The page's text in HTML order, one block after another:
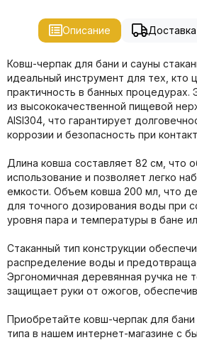
Описание Доставка
Ковш-черпак для бани и сауны
идеальный инструмент для тех, кто
практичность в банных процедурах.
из высококачественной пищевой
AISI304, что гарантирует
коррозии и безопасность при
Длина ковша составляет 82 см, что
использование и позволяет легко
емкости. Объем ковша 200 мл, что
для точного дозирования воды при
уровня пара и температуры в бане
Стаканный тип конструкции
распределение воды и
Эргономичная деревянная ручка не
защищает руки от ожогов,
Приобретайте ковш-черпак для бани
типа в нашем интернет-магазине с